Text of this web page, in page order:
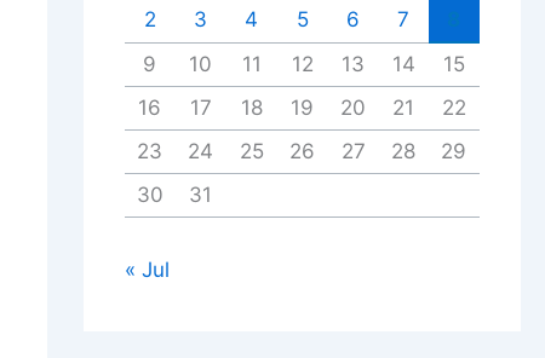
2
3 4 5 6 7
9
10 11 12 13 14
15
16
17 18 19 20 21
22
23
24 25 26 27 28
29
30
31
« Jul